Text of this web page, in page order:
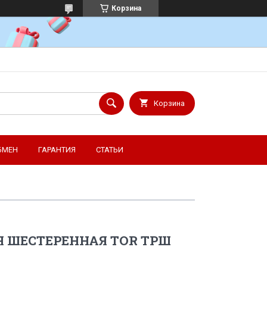
Корзина
Корзина
ГАРАНТИЯ СТАТЬИ
ШЕСТЕРЕННАЯ TOR ТРШ